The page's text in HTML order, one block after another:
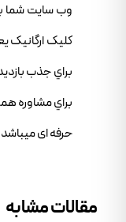
وب سايت شما
کليک ارگانيک
براي جذب
براي مشاوره
حرفه ای
مقالات مشابه